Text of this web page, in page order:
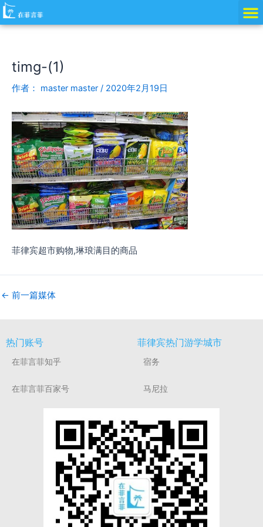
跳
至
timg-(1)
作者： master master / 2020年2月19日
菲律宾超市购物,琳琅满目的商品
Post
navigation
← 前一篇媒体
热门账号
在菲言菲知乎
在菲言菲百家号
菲律宾热门游学城市
宿务
马尼拉